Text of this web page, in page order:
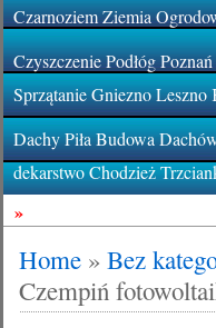
Czarnoziem Ziemia
Czyszczenie Podłóg
Sprzątanie Gniezno
Dachy Piła Budowa
dekarstwo Chodzież
»
Home »Bez
Czempiń